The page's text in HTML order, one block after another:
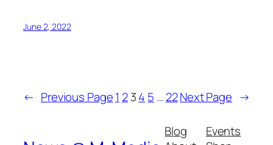
June 2, 2022
← Previous Page1 2 34 5 … 22Next Page →
Blog
Events